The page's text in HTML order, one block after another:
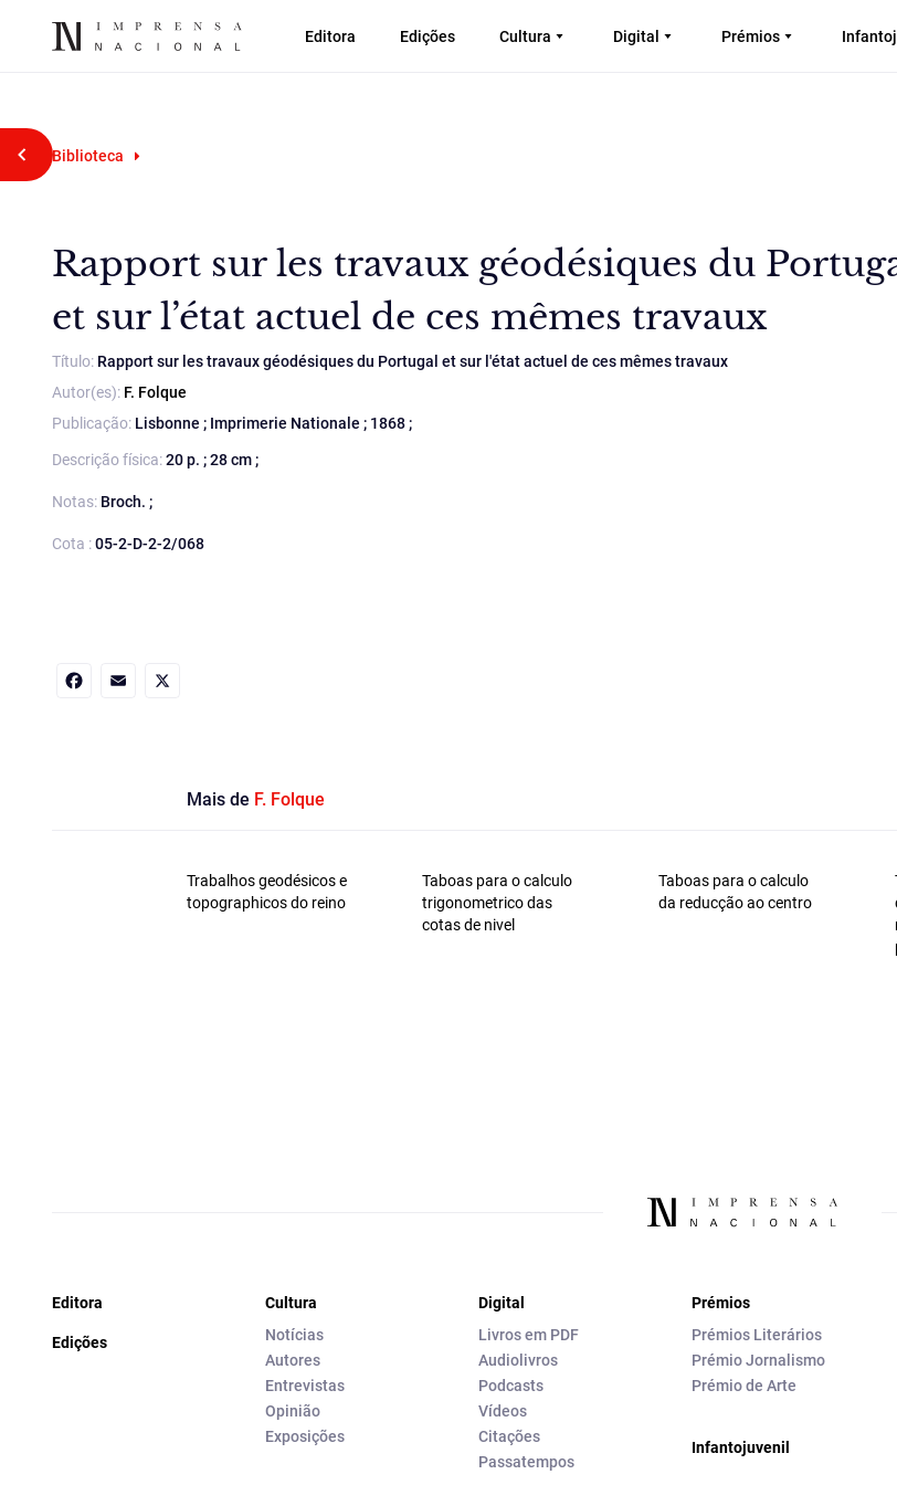
Editora Edições Cultura Digital Prémios
Voltar atrás
Biblioteca
Rapport sur les travaux géodésiques du
et sur l’état actuel de ces mêmes travaux
Título: Rapport sur les travaux géodésiques du Portugal et sur l'état actuel de ces mêmes travaux
Autor(es): F. Folque
Publicação: Lisbonne ; Imprimerie Nationale ; 1868 ;
Descrição física:20 p. ; 28 cm ;
Notas: Broch. ;
Cota :05-2-D-2-2/068
Mais de F. Folque
Trabalhos geodésicos e
topographicos do reino
Taboas para o calculo
trigonometrico das
cotas de nivel
Taboas para o calculo
da reducção ao centro
Editora
Edições
Cultura
Notícias
Autores
Entrevistas
Opinião
Exposições
Digital
Livros em PDF
Audiolivros
Podcasts
Vídeos
Citações
Passatempos
Prémios
Prémios Literários
Prémio Jornalismo
Prémio de Arte
Infantojuvenil